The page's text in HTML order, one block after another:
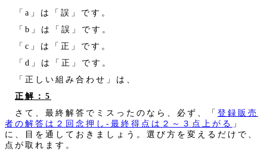
「a」は「誤」です。
「b」は「誤」です。
「c」は「正」です。
「d」は「正」です。
「正しい組み合わせ」は、
正解：5
さて、最終解答でミスったのなら、必ず、「 登録販売
者の解答は２回念押し‐最終得点は２～３点上がる 」
に、目を通しておきましょう。選び方を変えるだけで、
点が取れます。